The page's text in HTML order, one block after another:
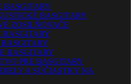
BASGITARY
BASGITARY
ZOSILŇOVAČE
BASGITARY
BASGITARY
PRE BASGITARY
A SÚČIASTKY NA